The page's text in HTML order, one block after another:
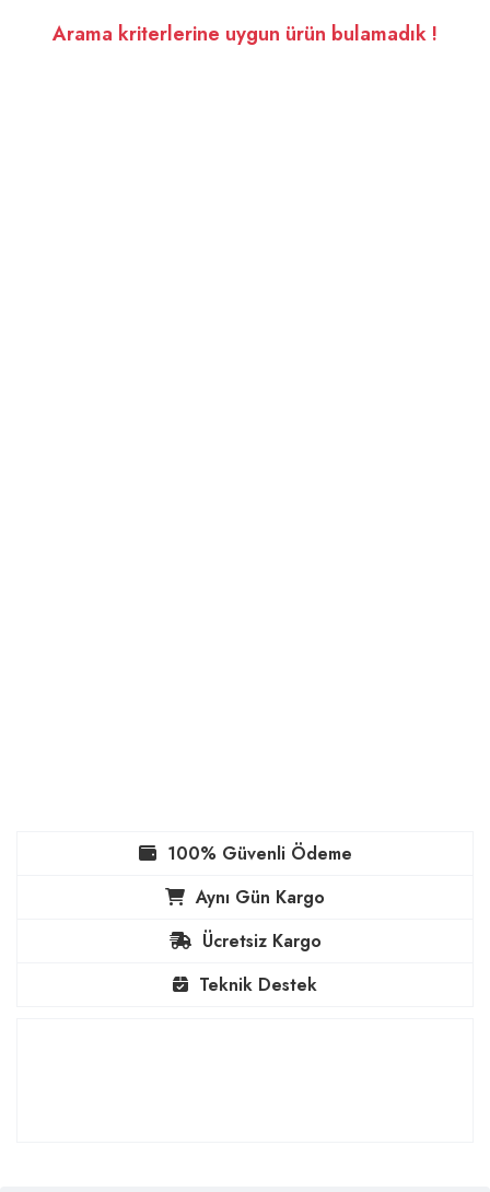
Arama kriterlerine uygun ürün bulamadık !
100% Güvenli Ödeme
Aynı Gün Kargo
Ücretsiz Kargo
Teknik Destek